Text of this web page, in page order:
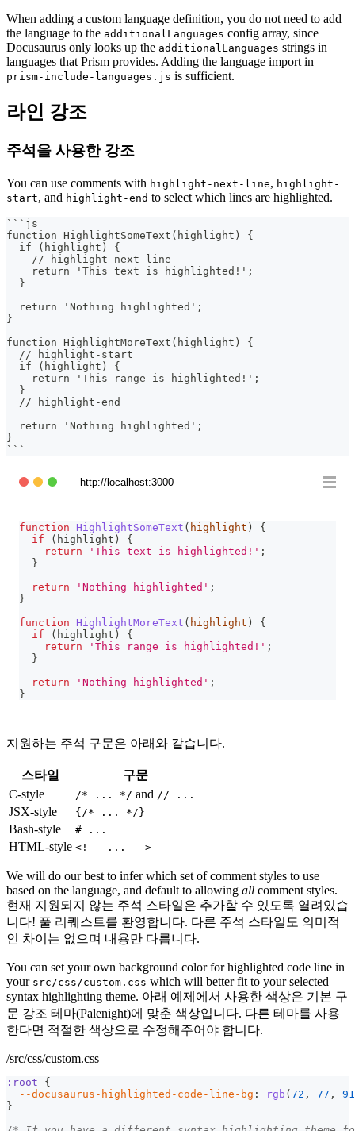
When adding a custom language definition, you do not need to add
the language to the additionalLanguages config array, since
Docusaurus only looks up the additionalLanguages strings in
languages that Prism provides. Adding the language import in
prism-include-languages.js is sufficient.
라인 강조
주석을 사용한 강조
You can use comments with highlight-next-line, highlight-
start, and highlight-end to select which lines are highlighted.
``` js
function HighlightSomeText(highlight) {
  if (highlight) {
    // highlight-next-line
    return 'This text is highlighted!';
  }
  return 'Nothing highlighted';
}
function HighlightMoreText(highlight) {
  // highlight-start
  if (highlight) {
    return 'This range is highlighted!';
  }
  // highlight-end
  return 'Nothing highlighted';
}
```
http://localhost:3000
function HighlightSomeText ( highlight )
{
if
( highlight )
{
return
'This text is highlighted!' ;
}
return
'Nothing highlighted' ;
}
function
HighlightMoreText ( highlight )
{
if
( highlight )
{
return
'This range is highlighted!' ;
}
return
'Nothing highlighted' ;
}
지원하는 주석 구문은 아래와 같습니다.
스타일
구문
C-style
/* ... */ and // ...
JSX-style {/* ... */}
Bash-style # ...
HTML-style <!-- ... -->
We will do our best to infer which set of comment styles to use
based on the language, and default to allowing all comment styles.
현재 지원되지 않는 주석 스타일은 추가할 수 있도록 열려있습
니다! 풀 리퀘스트를 환영합니다. 다른 주석 스타일도 의미적
인 차이는 없으며 내용만 다릅니다.
You can set your own background color for highlighted code line in
your src/css/custom.css which will better fit to your selected
syntax highlighting theme. 아래 예제에서 사용한 색상은 기본 구
문 강조 테마(Palenight)에 맞춘 색상입니다. 다른 테마를 사용
한다면 적절한 색상으로 수정해주어야 합니다.
/src/css/custom.css
:root
{
--docusaurus-highlighted-code-line-bg : rgb (72 , 77 ,
91
}